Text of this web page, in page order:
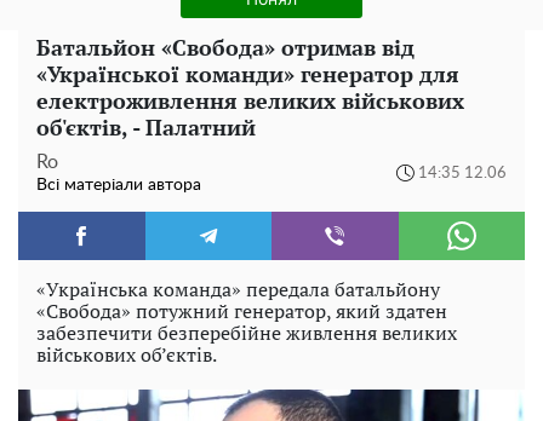
Батальйон «Свобода» отримав від
«Української команди» генератор для
електроживлення великих військових
об'єктів, - Палатний
Ro
Всі матеріали автора
14:35 12.06
«Українська команда» передала батальйону
«Свобода» потужний генератор, який здатен
забезпечити безперебійне живлення великих
військових об’єктів.